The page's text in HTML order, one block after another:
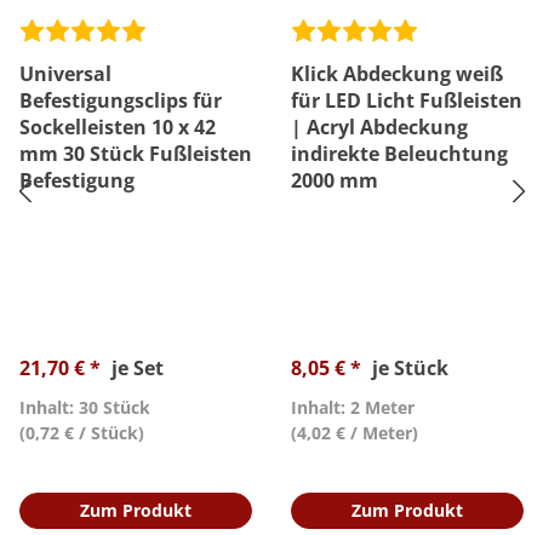
Universal
Befestigungsclips für
Sockelleisten 10 x 42
mm 30 Stück Fußleisten
Befestigung
21,70 € * je Set
Inhalt: 30 Stück
(0,72 € / Stück)
Zum Produkt
Klick Abdeckung weiß
für LED Licht Fußleisten
| Acryl Abdeckung
indirekte Beleuchtung
2000 mm
8,05 € * je Stück
Inhalt: 2 Meter
(4,02 € / Meter)
Zum Produkt